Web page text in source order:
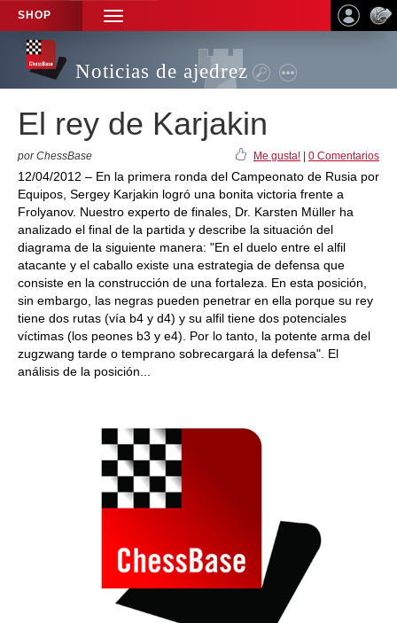
SHOP
TOGGLE
NAVIGATION
Noticias de ajedrez
El rey de Karjakin
por ChessBase Me gusta! 0 Comentarios
12/04/2012 – En la primera ronda del Campeonato de Rusia por
Equipos, Sergey Karjakin logró una bonita victoria frente a
Frolyanov. Nuestro experto de finales, Dr. Karsten Müller ha
analizado el final de la partida y describe la situación del
diagrama de la siguiente manera: "En el duelo entre el alfil
atacante y el caballo existe una estrategia de defensa que
consiste en la construcción de una fortaleza. En esta posición,
sin embargo, las negras pueden penetrar en ella porque su rey
tiene dos rutas (vía b4 y d4) y su alfil tiene dos potenciales
víctimas (los peones b3 y e4). Por lo tanto, la potente arma del
zugzwang tarde o temprano sobrecargará la defensa". El
análisis de la posición...